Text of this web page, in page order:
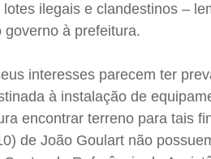
ilegais e clandestinos –
à prefeitura.
interesses parecem ter
à instalação de
encontrar terreno para tais
de João Goulart não